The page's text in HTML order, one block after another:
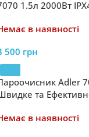
1.5л 2000Вт
в наявності
500 грн
Adler
та
в наявності